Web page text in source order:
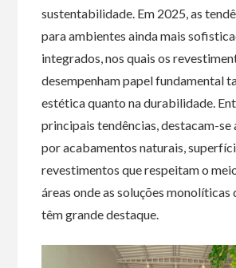
sustentabilidade. Em 2025, as
para ambientes ainda mais
integrados, nos quais os
desempenham papel fundamental
estética quanto na durabilidade.
principais tendências, destacam-se
por acabamentos naturais,
revestimentos que respeitam o
áreas onde as soluções monolíticas
têm grande destaque.